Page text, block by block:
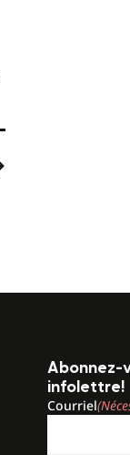
Abonnez-
infolettre!
Courriel